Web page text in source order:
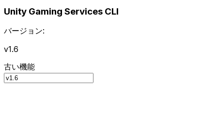
Unity Gaming Services CLI
バージョン:
v1.6
古い機能